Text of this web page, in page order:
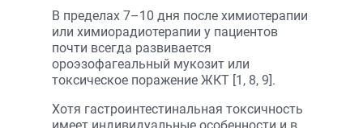
В пределах 7–10 дня после химиотерапии
или химиорадиотерапии у пациентов
почти всегда развивается
ороэзофагеальный мукозит или
токсическое поражение ЖКТ [1, 8, 9].
Хотя гастроинтестинальная токсичность